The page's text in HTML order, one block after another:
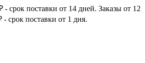
- срок поставки от 14 дней. Заказы от 12
- срок поставки от 1 дня.